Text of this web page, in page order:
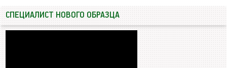
СПЕЦИАЛИСТ НОВОГО ОБРАЗЦА